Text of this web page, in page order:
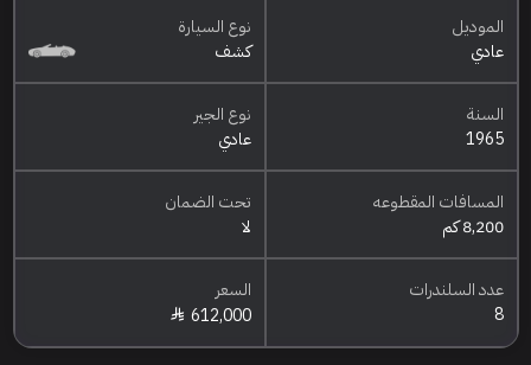
الموديل
عادي
نوع السيارة
كشف
السنة
1965
نوع الجير
عادي
المسافات المقطوعه
8,200 كم
تحت الضمان
لا
عدد السلندرات
8
السعر
612,000